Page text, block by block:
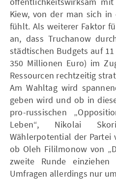
Kiew, von der man sich
fühlt. Als weiterer Faktor
an, dass Truchanow
städtischen Budgets auf
350 Millionen Euro) im
Ressourcen rechtzeitig
Am Wahltag wird
geben wird und ob in
pro-russischen
Leben“, Nikolai
Wählerpotential der
ob Oleh Fililmonow von
zweite Runde
Umfragen allerdings nur